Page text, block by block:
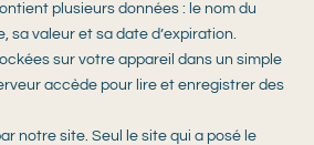
plusieurs données : le nom du
sa valeur et sa date d’expiration.
sur votre appareil dans un simple
accède pour lire et enregistrer des
notre site. Seul le site qui a posé le